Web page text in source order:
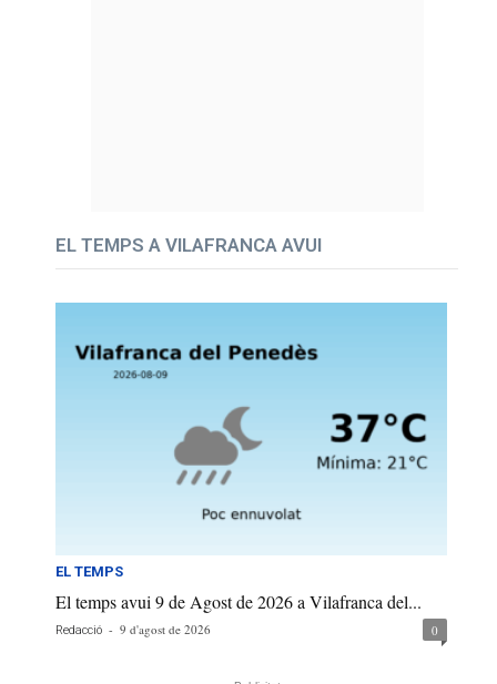
EL TEMPS A VILAFRANCA AVUI
EL TEMPS
El temps avui 9 de Agost de 2026 a Vilafranca del...
Redacció - 9 d'agost de 2026 0